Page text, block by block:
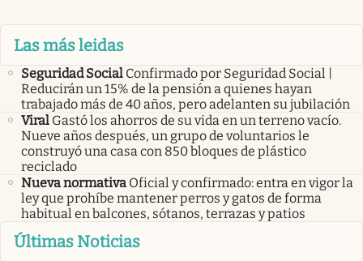
Las más leidas
Seguridad Social Confirmado por Seguridad Social |
Reducirán un 15% de la pensión a quienes hayan
trabajado más de 40 años, pero adelanten su jubilación
Viral Gastó los ahorros de su vida en un terreno vacío.
Nueve años después, un grupo de voluntarios le
construyó una casa con 850 bloques de plástico
reciclado
Nueva normativa Oficial y confirmado: entra en vigor la
ley que prohíbe mantener perros y gatos de forma
habitual en balcones, sótanos, terrazas y patios
Últimas Noticias